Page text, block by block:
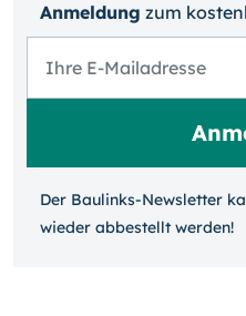
Anmeldung zum
Der Baulinks-Newsletter
wieder ab­bestellt werden!